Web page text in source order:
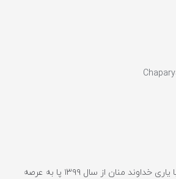
شرکت پخش چاپار یدک با یاری خداوند منان از سال ۱۳۹۹ پا به عرصه